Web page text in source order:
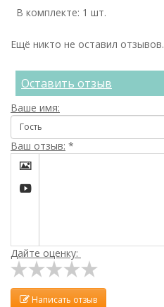
В комплекте: 1 шт.
Ещё никто не оставил отзывов.
Оставить отзыв
Ваше имя:
Ваш отзыв: *


Дайте оценку:
Написать отзыв